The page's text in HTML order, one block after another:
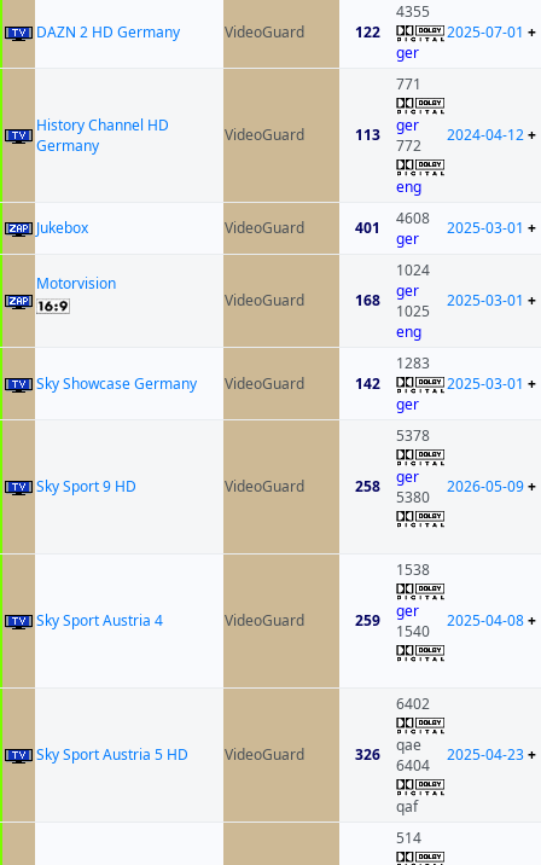
DAZN 2 HD Germany VideoGuard 122
4355
ger
2025-07-01 +
History Channel HD
Germany
VideoGuard 113
771
ger
772
eng
2024-04-12+
Jukebox VideoGuard 401
4608
ger
2025-03-01 +
Motorvision
VideoGuard
168
1024
ger
1025
eng
2025-03-01 +
Sky Showcase Germany VideoGuard 142
1283
ger
2025-03-01 +
Sky Sport 9 HD VideoGuard 258
5378
ger
5380
2026-05-09+
Sky Sport Austria 4 VideoGuard 259
1538
ger
1540
2025-04-08+
Sky Sport Austria 5 HD VideoGuard 326
6402
qae
6404
qaf
2025-04-23+
514